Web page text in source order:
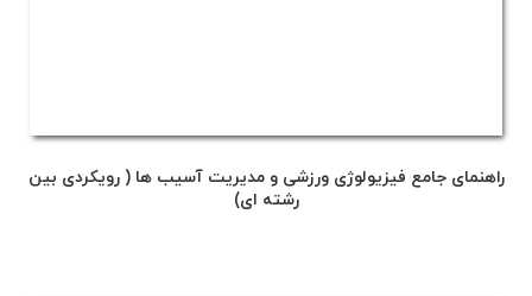
راهنمای جامع فیزیولوژی ورزشی و مدیریت آسیب ها ( رویکردی بین
رشته ای)